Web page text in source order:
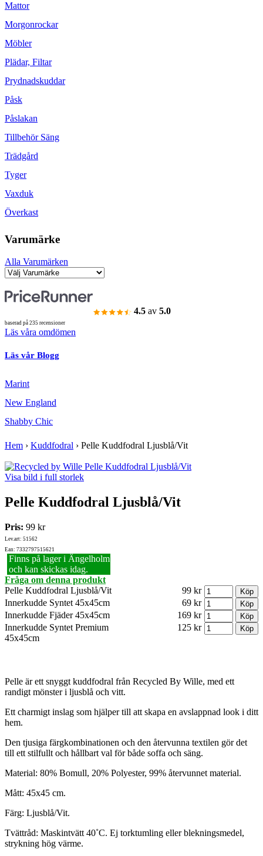
Mattor
Morgonrockar
Möbler
Plädar, Filtar
Prydnadskuddar
Påsk
Påslakan
Tillbehör Säng
Trädgård
Tyger
Vaxduk
Överkast
Varumärke
Alla Varumärken
4.5 av 5.0
baserad på 235 recensioner
Läs våra omdömen
Läs vår Blogg
Marint
New England
Shabby Chic
Hem › Kuddfodral › Pelle Kuddfodral Ljusblå/Vit
Visa bild i full storlek
Pelle Kuddfodral Ljusblå/Vit
Pris: 99 kr
Lev.art: 51562
Ean: 7332797515621
Finns på lager i Ängelholm
och kan skickas idag.
Fråga om denna produkt
Pelle Kuddfodral Ljusblå/Vit
99 kr
Innerkudde Syntet 45x45cm
69 kr
Innerkudde Fjäder 45x45cm
169 kr
Innerkudde Syntet Premium
45x45cm
125 kr
Pelle är ett snyggt kuddfodral från Recycled By Wille, med ett
randigt mönster i ljusblå och vitt.
Ett charmigt inslag som hjälper till att skapa en avslappnad look i ditt
hem.
Den tjusiga färgkombinationen och den återvunna textilen gör det
till ett stilfullt och hållbart val för både soffa och säng.
Material: 80% Bomull, 20% Polyester, 99% återvunnet material.
Mått: 45x45 cm.
Färg: Ljusblå/Vit.
Tvättråd: Maskintvätt 40˚C. Ej torktumling eller blekningsmedel,
strykning hög värme.